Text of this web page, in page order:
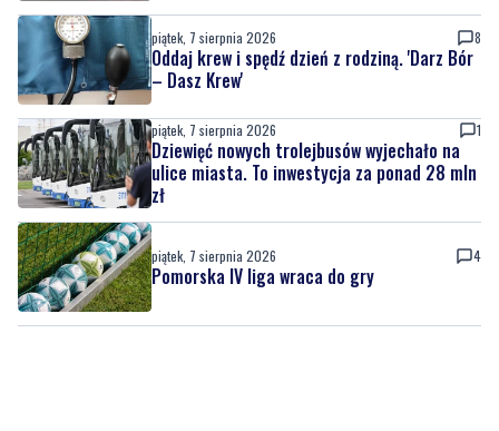
piątek, 7 sierpnia 2026 8
Oddaj krew i spędź dzień z rodziną. 'Darz Bór
– Dasz Krew'
piątek, 7 sierpnia 2026 1
Dziewięć nowych trolejbusów wyjechało na
ulice miasta. To inwestycja za ponad 28 mln
zł
piątek, 7 sierpnia 2026 4
Pomorska IV liga wraca do gry